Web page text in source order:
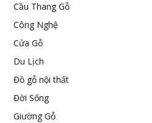
Cầu Thang Gỗ
Công Nghệ
Cửa Gỗ
Du Lịch
Đồ gỗ nội thất
Đời Sống
Giường Gỗ